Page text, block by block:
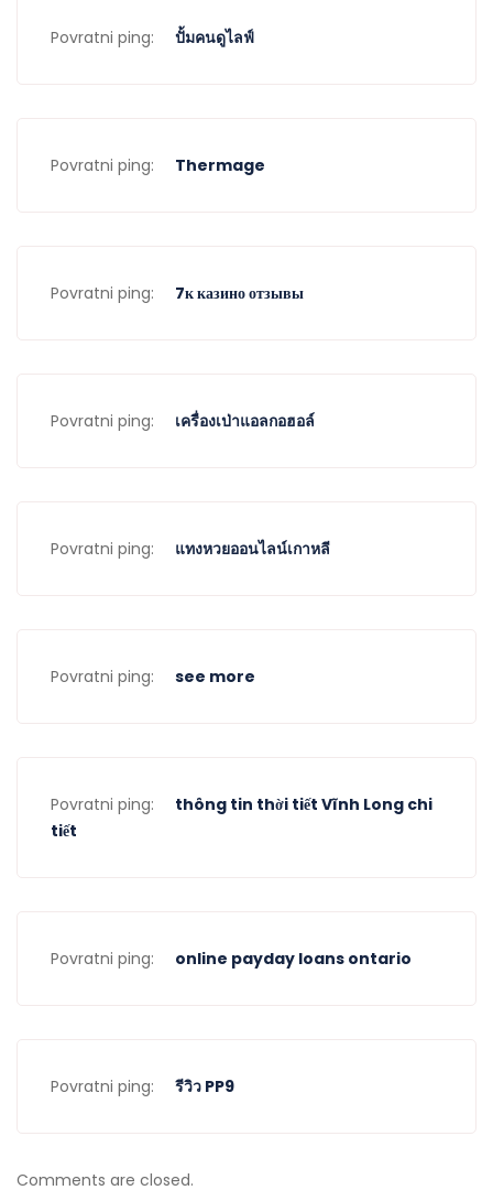
Povratni ping: ปั้มคนดูไลฟ์
Povratni ping: Thermage
Povratni ping: 7к казино отзывы
Povratni ping: เครื่องเป่าแอลกอฮอล์
Povratni ping: แทงหวยออนไลน์เกาหลี
Povratni ping: see more
Povratni ping:
thông tin thời tiết Vĩnh Long chi
tiết
Povratni ping: online payday loans ontario
Povratni ping: รีวิว PP9
Comments are closed.